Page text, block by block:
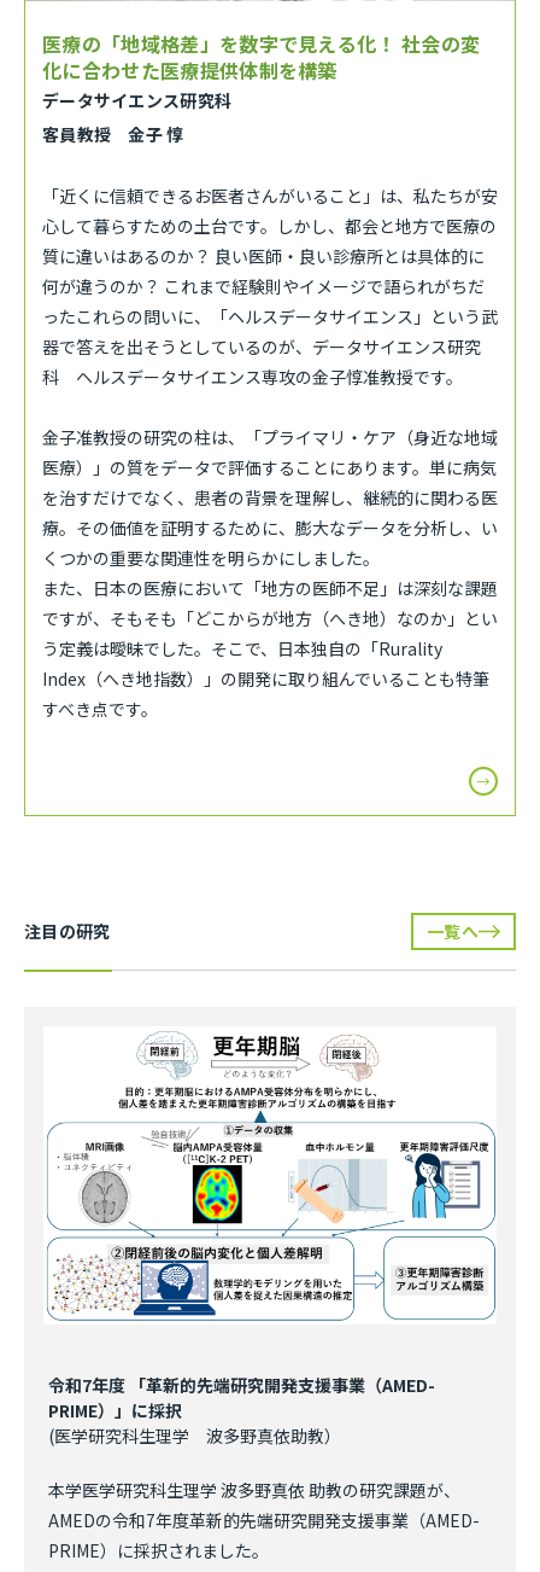
医療の「地域格差」を数字で見える化！ 社会の変
化に合わせた医療提供体制を構築
データサイエンス研究科
客員教授 金子 惇
「近くに信頼できるお医者さんがいること」は、私たちが安
心して暮らすための土台です。しかし、都会と地方で医療の
質に違いはあるのか？ 良い医師・良い診療所とは具体的に
何が違うのか？ これまで経験則やイメージで語られがちだ
ったこれらの問いに、「ヘルスデータサイエンス」という武
器で答えを出そうとしているのが、データサイエンス研究
科 ヘルスデータサイエンス専攻の金子惇准教授です。
金子准教授の研究の柱は、「プライマリ・ケア（身近な地域
医療）」の質をデータで評価することにあります。単に病気
を治すだけでなく、患者の背景を理解し、継続的に関わる医
療。その価値を証明するために、膨大なデータを分析し、い
くつかの重要な関連性を明らかにしました。
また、日本の医療において「地方の医師不足」は深刻な課題
ですが、そもそも「どこからが地方（へき地）なのか」とい
う定義は曖昧でした。そこで、日本独自の「Rurality
Index（へき地指数）」の開発に取り組んでいることも特筆
すべき点です。
注目の研究 一覧へ
令和7年度 「革新的先端研究開発支援事業（AMED-
PRIME）」に採択
(医学研究科生理学 波多野真依助教）
本学医学研究科生理学 波多野真依 助教の研究課題が、
AMEDの令和7年度革新的先端研究開発支援事業（AMED-
PRIME）に採択されました。